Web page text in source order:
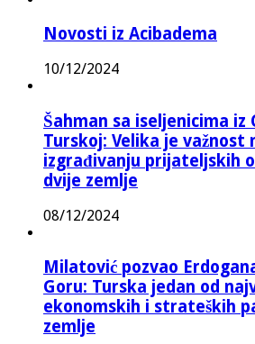
Novosti iz Acibadema
10/12/2024
Šahman sa iseljenicima iz
Turskoj: Velika je važnost
izgrađivanju prijateljskih
dvije zemlje
08/12/2024
Milatović pozvao
Goru: Turska jedan od
ekonomskih i strateških
zemlje